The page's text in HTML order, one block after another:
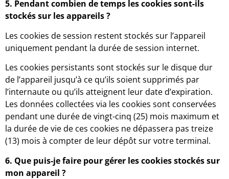
5. Pendant combien de temps les cookies sont-ils
stockés sur les appareils ?
Les cookies de session restent stockés sur l’appareil
uniquement pendant la durée de session internet.
Les cookies persistants sont stockés sur le disque dur
de l’appareil jusqu’à ce qu’ils soient supprimés par
l’internaute ou qu’ils atteignent leur date d’expiration.
Les données collectées via les cookies sont conservées
pendant une durée de vingt-cinq (25) mois maximum et
la durée de vie de ces cookies ne dépassera pas treize
(13) mois à compter de leur dépôt sur votre terminal.
6. Que puis-je faire pour gérer les cookies stockés sur
mon appareil ?